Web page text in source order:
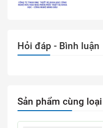
Hỏi đáp - Bình luận
Sản phẩm cùng loại